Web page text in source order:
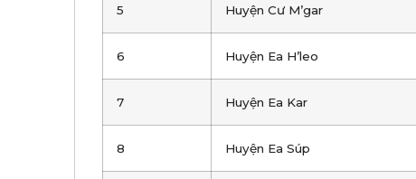
5 Huyện Cư M’gar
6 Huyện Ea H’leo
7 Huyện Ea Kar
8 Huyện Ea Súp